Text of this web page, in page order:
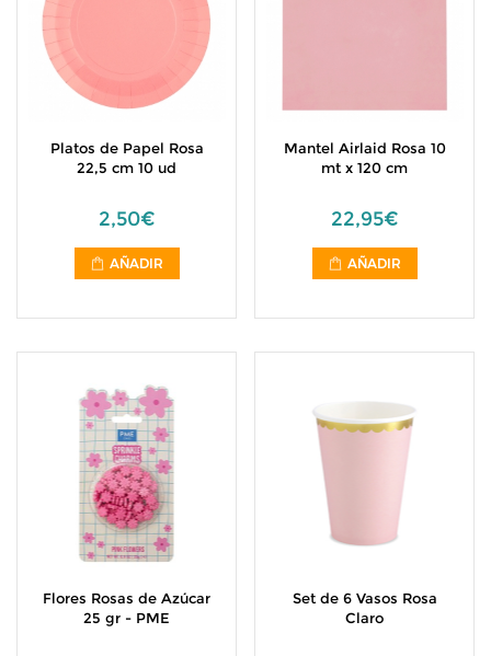
Platos de Papel Rosa
22,5 cm 10 ud
2,50€
AÑADIR
Mantel Airlaid Rosa 10
mt x 120 cm
22,95€
AÑADIR
Flores Rosas de Azúcar
25 gr - PME
Set de 6 Vasos Rosa
Claro